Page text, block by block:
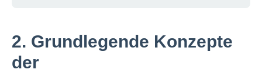
2. Grundlegende Konzepte
der